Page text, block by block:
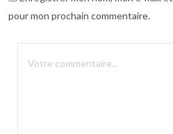
pour mon prochain commentaire.